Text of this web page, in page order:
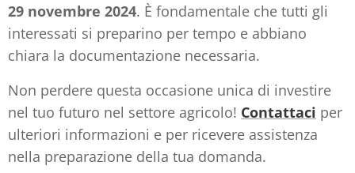
29 novembre 2024. È fondamentale che tutti gli
interessati si preparino per tempo e abbiano
chiara la documentazione necessaria.
Non perdere questa occasione unica di investire
nel tuo futuro nel settore agricolo! Contattaci per
ulteriori informazioni e per ricevere assistenza
nella preparazione della tua domanda.